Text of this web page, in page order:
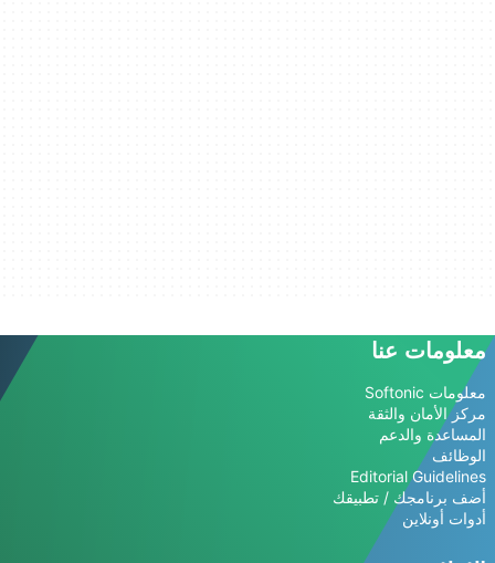
معلومات عنا
معلومات Softonic
مركز الأمان والثقة
المساعدة والدعم
الوظائف
Editorial Guidelines
أضف برنامجك / تطبيقك
أدوات أونلاين